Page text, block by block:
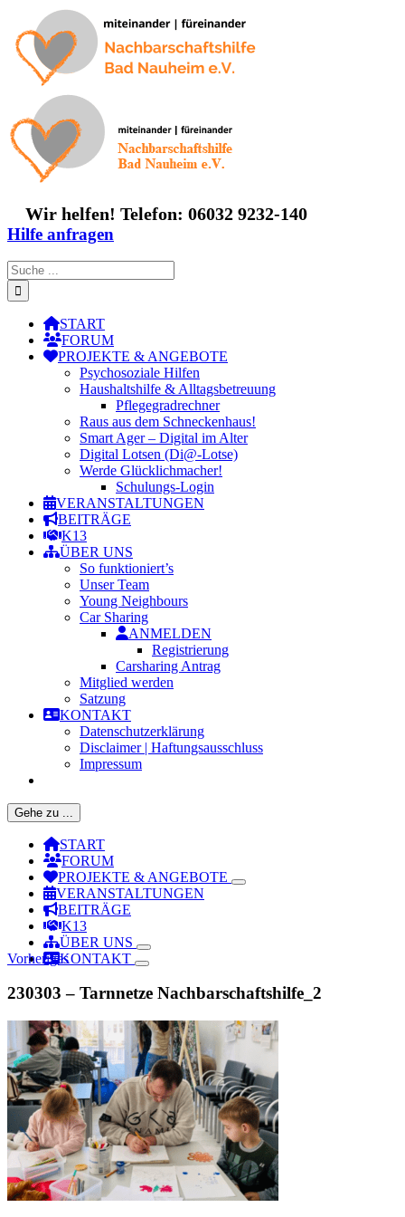
Inhalt
springen
Wir helfen! Telefon: 06032 9232-140
Hilfe anfragen
Suche
nach:
START
FORUM
PROJEKTE & ANGEBOTE
Psychosoziale Hilfen
Haushaltshilfe & Alltagsbetreuung
Pflegegradrechner
Raus aus dem Schneckenhaus!
Smart Ager – Digital im Alter
Digital Lotsen (Di@-Lotse)
Werde Glücklichmacher!
Schulungs-Login
VERANSTALTUNGEN
BEITRÄGE
K13
ÜBER UNS
So funktioniert’s
Unser Team
Young Neighbours
Car Sharing
ANMELDEN
Registrierung
Carsharing Antrag
Mitglied werden
Satzung
KONTAKT
Datenschutzerklärung
Disclaimer | Haftungsausschluss
Impressum
Gehe zu ...
START
FORUM
PROJEKTE & ANGEBOTE
VERANSTALTUNGEN
BEITRÄGE
K13
ÜBER UNS
KONTAKT
Vorheriges
230303 – Tarnnetze Nachbarschaftshilfe_2